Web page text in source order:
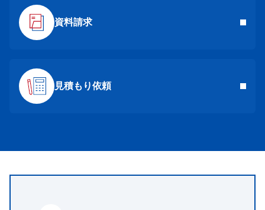
資料請求
見積もり依頼